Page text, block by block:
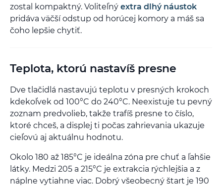
zostal kompaktný. Voliteľný extra dlhý náustok
pridáva väčší odstup od horúcej komory a máš sa
čoho lepšie chytiť.
Teplota, ktorú nastavíš presne
Dve tlačidlá nastavujú teplotu v presných krokoch
kdekoľvek od 100°C do 240°C. Neexistuje tu pevný
zoznam predvolieb, takže trafíš presne to číslo,
ktoré chceš, a displej ti počas zahrievania ukazuje
cieľovú aj aktuálnu hodnotu.
Okolo 180 až 185°C je ideálna zóna pre chuť a ľahšie
látky. Medzi 205 a 215°C je extrakcia rýchlejšia a z
náplne vytiahne viac. Dobrý všeobecný štart je 190